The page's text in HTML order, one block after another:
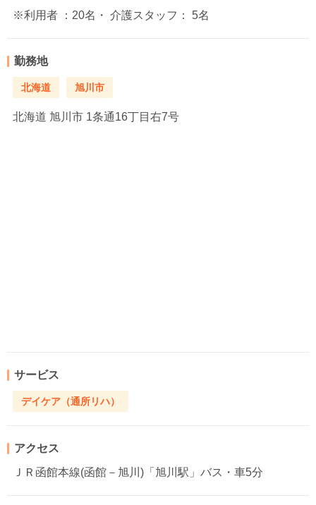
※利用者 ：20名・ 介護スタッフ： 5名
勤務地
北海道 旭川市
北海道 旭川市 1条通16丁目右7号
サービス
デイケア（通所リハ）
アクセス
ＪＲ函館本線(函館－旭川)「旭川駅」バス・車5分